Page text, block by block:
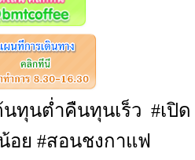
ทุนต่ำคืนทุนเร็ว #เปิด
ย #สอนชงกาแฟ